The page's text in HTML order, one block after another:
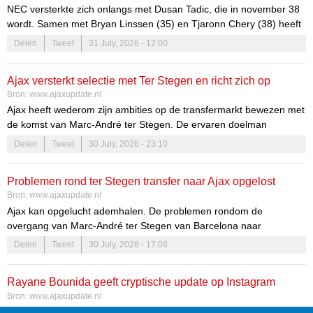
NEC versterkte zich onlangs met Dusan Tadic, die in november 38
wordt. Samen met Bryan Linssen (35) en Tjaronn Chery (38) heeft
de Nijmeegse club een aanvalstrio van 110 jaar oud. Het is geen
incident: Lionel Messi (39) en Cristiano Ronaldo (41) schitterden
was. Wat is hun geheim?
Delen Tweet 31 July, 2026 - 12:00
Ajax versterkt selectie met Ter Stegen en richt zich op
nummer zes
Bron: www.ajaxupdate.nl
Ajax heeft wederom zijn ambities op de transfermarkt bewezen met
de komst van Marc-André ter Stegen. De ervaren doelman
ondergaat binnenkort een medische keuring, wat zijn overgang
naar de club verder bevestigt. Met deze aanwinst hoopt Ajax niet
aan te gaan met de top van de Eredivisie.
Delen Tweet 30 July, 2026 - 23:10
Problemen rond ter Stegen transfer naar Ajax opgelost
Bron: www.ajaxupdate.nl
Ajax kan opgelucht ademhalen. De problemen rondom de
overgang van Marc-André ter Stegen van Barcelona naar
Amsterdam zijn opgelost. Dit is goed nieuws voor zowel de club als
de supporters, die reikhalzend uitkijken naar de komst van deze
Delen Tweet 30 July, 2026 - 17:08
Rayane Bounida geeft cryptische update op Instagram
Bron: www.ajaxupdate.nl